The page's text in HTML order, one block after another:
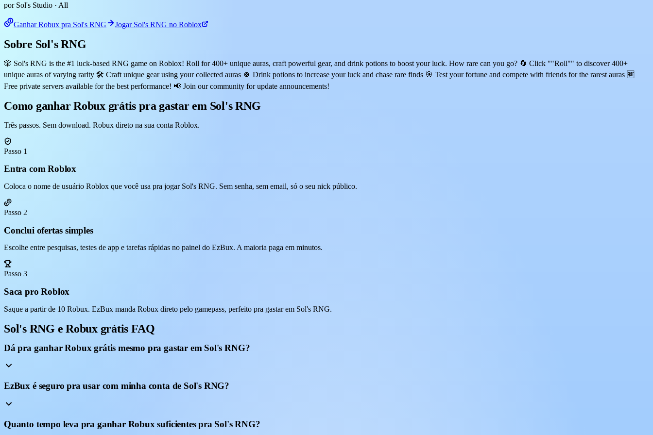
por Sol's Studio · All
Ganhar Robux pra Sol's RNG Jogar Sol's RNG no Roblox
Sobre Sol's RNG
🎲 Sol's RNG is the #1 luck-based RNG game on Roblox! Roll for 400+ unique auras, craft powerful gear, and drink potions to boost your luck. How rare can you go? 🔄 Click ""Roll"" to discover 400+
unique auras of varying rarity 🛠️ Craft unique gear using your collected auras 🍀 Drink potions to increase your luck and chase rare finds 🎯 Test your fortune and compete with friends for the rarest auras 🆓
Free private servers available for the best performance! 📢 Join our community for update announcements!
Como ganhar Robux grátis pra gastar em Sol's RNG
Três passos. Sem download. Robux direto na sua conta Roblox.
Passo 1
Entra com Roblox
Coloca o nome de usuário Roblox que você usa pra jogar Sol's RNG. Sem senha, sem email, só o seu nick público.
Passo 2
Conclui ofertas simples
Escolhe entre pesquisas, testes de app e tarefas rápidas no painel do EzBux. A maioria paga em minutos.
Passo 3
Saca pro Roblox
Saque a partir de 10 Robux. EzBux manda Robux direto pelo gamepass, perfeito pra gastar em Sol's RNG.
Sol's RNG e Robux grátis FAQ
Dá pra ganhar Robux grátis mesmo pra gastar em Sol's RNG?
EzBux é seguro pra usar com minha conta de Sol's RNG?
Quanto tempo leva pra ganhar Robux suficientes pra Sol's RNG?